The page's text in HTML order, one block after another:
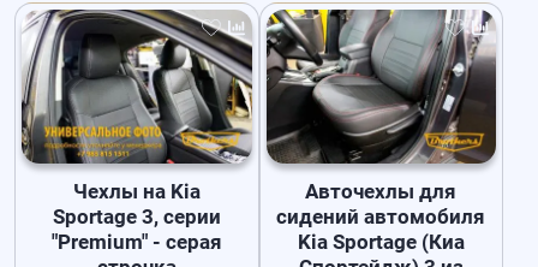
Чехлы на Kia
Sportage 3, серии
"Premium" - серая
Авточехлы для
сидений автомобиля
Kia Sportage (Киа